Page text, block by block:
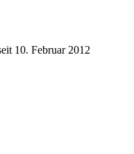
10. Februar 2012